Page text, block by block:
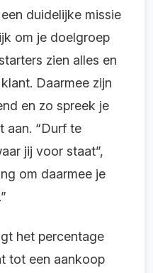
duidelijke missie
om je doelgroep
zien alles en
Daarmee zijn
en zo spreek je
aan. “Durf te
jij voor staat”,
om daarmee je
het percentage
tot een aankoop